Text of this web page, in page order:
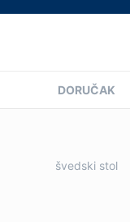
DORUČAK
švedski stol